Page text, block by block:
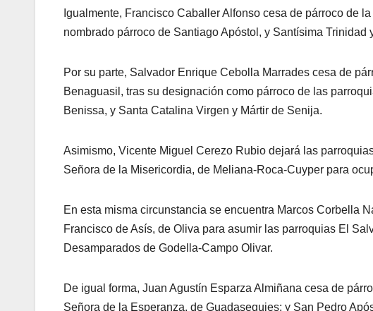
Igualmente, Francisco Caballer Alfonso cesa de párroco de
nombrado párroco de Santiago Apóstol, y Santísima Trinidad
Por su parte, Salvador Enrique Cebolla Marrades cesa de
Benaguasil, tras su designación como párroco de las
Benissa, y Santa Catalina Virgen y Mártir de Senija.
Asimismo, Vicente Miguel Cerezo Rubio dejará las
Señora de la Misericordia, de Meliana-Roca-Cuyper para
En esta misma circunstancia se encuentra Marcos Corbella
Francisco de Asís, de Oliva para asumir las parroquias El
Desamparados de Godella-Campo Olivar.
De igual forma, Juan Agustín Esparza Almiñana cesa de
Señora de la Esperanza, de Guadasequies; y San Pedro